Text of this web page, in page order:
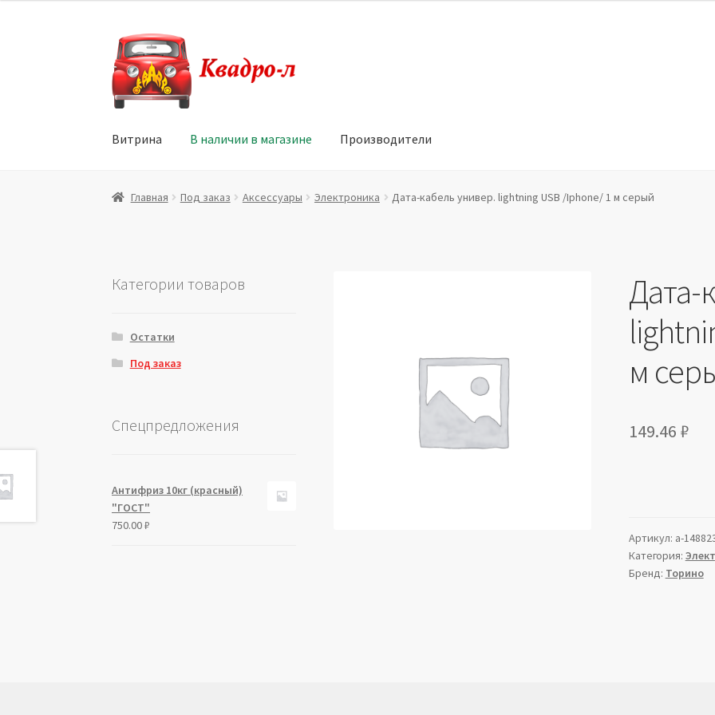
Перейти
к
навигации
Перейти
к
содержимому
Витрина В наличии в магазине Производители
Главная Витрина Мой аккаунт Политика в отношении обработки персональных данных Производители
Главная Под заказ Аксессуары Электроника Дата-кабель универ. lightning USB /Iphone/ 1 м серый
Дата-
м
149.46 ₽
Артикул: a-
Категория:
Бренд: Торино
Категории товаров
Остатки
Под заказ
Спецпредложения
Антифриз 10кг (красный)
"ГОСТ"
750.00₽